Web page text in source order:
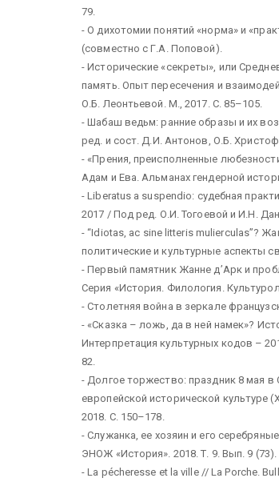
79.
- О дихотомии понятий «норма» и
(совместно с Г.А. Поповой).
- Исторические «секреты», или
память. Опыт пересечения и
О.Б. Леонтьевой. М., 2017. С. 85–105.
- Шабаш ведьм: ранние образы и их
ред. и сост. Д.И. Антонов, О.Б.
- «Прения, преисполненные
Адам и Ева. Альманах гендерной
- Liberatus a suspendio: судебная
2017 / Под ред. О.И. Тогоевой и И.Н.
- “Idiotas, ac sine litteris mulierculas”?
политические и культурные аспекты
- Первый памятник Жанне д’Арк и
Серия «История. Филология.
- Столетняя война в зеркале
- «Сказка – ложь, да в ней намек»?
Интерпретация культурных кодов –
82.
- Долгое торжество: праздник 8 мая
европейской исторической культуре
2018. С. 150–178.
- Служанка, ее хозяин и его
ЭНОЖ «История». 2018. Т. 9. Вып. 9 (73).
- La pécheresse et la ville // La Porche.